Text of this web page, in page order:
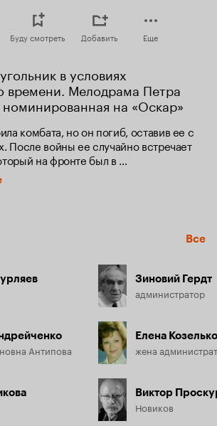
Буду смотреть Добавить Еще
в условиях
времени. Мелодрама Петра
на «Оскар»
комбата, но он погиб, оставив ее с
После войны ее случайно встречает
на фронте был в
и безответно. Теперь его жизнь
ее же — несчастной.
Все
Антипова
Зиновий Гердт
администратор
Елена
жена
Виктор
Новиков